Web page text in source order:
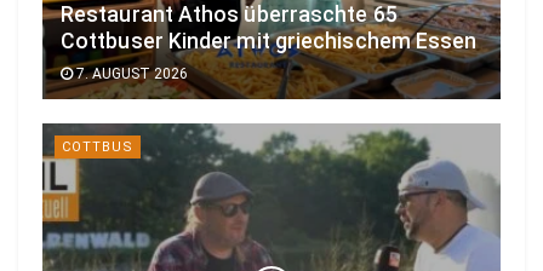
Restaurant Athos überraschte 65
Cottbuser Kinder mit griechischem Essen
7. AUGUST 2026
COTTBUS